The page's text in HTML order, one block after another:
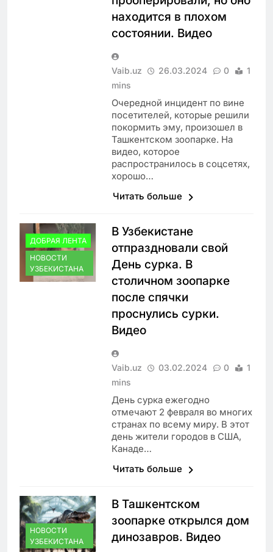
находится в плохом
состоянии. Видео
Vaib.uz 26.03.2024 0
1
mins
Очередной инцидент по вине
посетителей, которые решили
покормить эму, произошел в
Ташкентском зоопарке. На
видео, которое
распространилось в соцсетях,
хорошо…
Читать больше
ДОБРАЯ ЛЕНТА
НОВОСТИ
УЗБЕКИСТАНА
В Узбекистане
отпраздновали свой
День сурка. В
столичном зоопарке
после спячки
проснулись сурки.
Видео
Vaib.uz 03.02.2024 0
1
mins
День сурка ежегодно
отмечают 2 февраля во многих
странах по всему миру. В этот
день жители городов в США,
Канаде…
Читать больше
НОВОСТИ
УЗБЕКИСТАНА
В Ташкентском
зоопарке открылся дом
динозавров. Видео